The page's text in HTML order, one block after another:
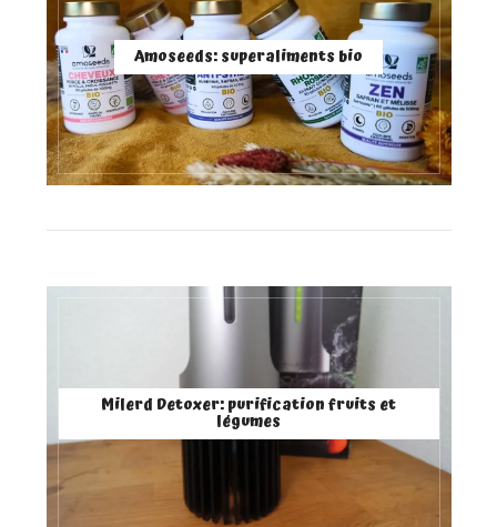
Amoseeds: superaliments bio
Milerd Detoxer: purification fruits et
légumes